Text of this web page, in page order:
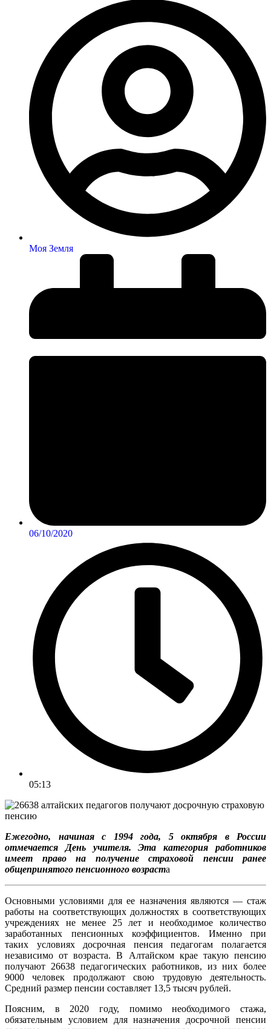
Моя Земля
06/10/2020
05:13
Ежегодно, начиная с 1994 года, 5 октября в России
отмечается День учителя. Эта категория работников
имеет право на получение страховой пенсии ранее
общепринятого пенсионного возраста
Основными условиями для ее назначения являются — стаж
работы на соответствующих должностях в соответствующих
учреждениях не менее 25 лет и необходимое количество
заработанных пенсионных коэффициентов. Именно при
таких условиях досрочная пенсия педагогам полагается
независимо от возраста. В Алтайском крае такую пенсию
получают 26638 педагогических работников, из них более
9000 человек продолжают свою трудовую деятельность.
Средний размер пенсии составляет 13,5 тысяч рублей.
Поясним, в 2020 году, помимо необходимого стажа,
обязательным условием для назначения досрочной пенсии